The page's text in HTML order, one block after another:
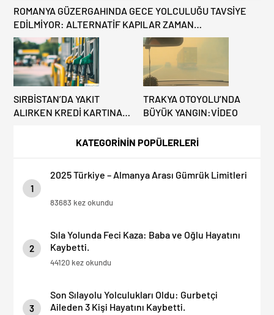
KATEGORİNİN POPÜLERLERİ
1
2025 Türkiye – Almanya Arası Gümrük Limitleri
83683 kez okundu
2
Sıla Yolunda Feci Kaza: Baba ve Oğlu Hayatını
Kaybetti.
44120 kez okundu
3
Son Sılayolu Yolculukları Oldu: Gurbetçi
Aileden 3 Kişi Hayatını Kaybetti.
ROMANYA GÜZERGAHINDA GECE YOLCULUĞU TAVSİYE
EDİLMİYOR: ALTERNATİF KAPILAR ZAMAN
KAZANDIRIYOR!
SIRBİSTAN’DA YAKIT
ALIRKEN KREDİ KARTINA
TRAKYA OTOYOLU’NDA
BÜYÜK YANGIN:VİDEO